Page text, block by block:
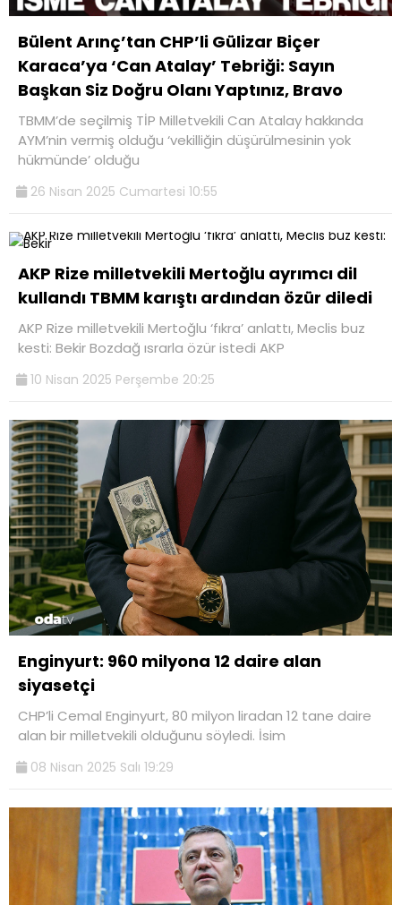
Bülent Arınç’tan CHP’li Gülizar Biçer
Karaca’ya ‘Can Atalay’ Tebriği: Sayın
Başkan Siz Doğru Olanı Yaptınız, Bravo
TBMM’de seçilmiş TİP Milletvekili Can Atalay hakkında
AYM’nin vermiş olduğu ‘vekilliğin düşürülmesinin yok
hükmünde’ olduğu
26 Nisan 2025 Cumartesi 10:55
AKP Rize milletvekili Mertoğlu ayrımcı dil
kullandı TBMM karıştı ardından özür diledi
AKP Rize milletvekili Mertoğlu ‘fıkra’ anlattı, Meclis buz
kesti: Bekir Bozdağ ısrarla özür istedi AKP
10 Nisan 2025 Perşembe 20:25
Enginyurt: 960 milyona 12 daire alan
siyasetçi
CHP’li Cemal Enginyurt, 80 milyon liradan 12 tane daire
alan bir milletvekili olduğunu söyledi. İsim
08 Nisan 2025 Salı 19:29